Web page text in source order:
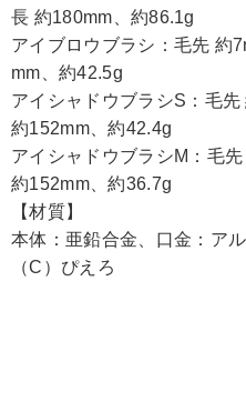
長 約180mm、約86.1g
アイブロウブラシ：毛先 約
mm、約42.5g
アイシャドウブラシS：毛
約152mm、約42.4g
アイシャドウブラシM：毛
約152mm、約36.7g
【材質】
本体：亜鉛合金、口金：ア
（C）ぴえろ